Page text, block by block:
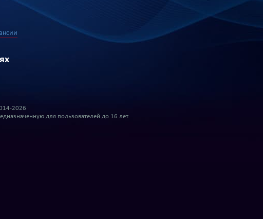
2026
для пользователей до 16 лет.